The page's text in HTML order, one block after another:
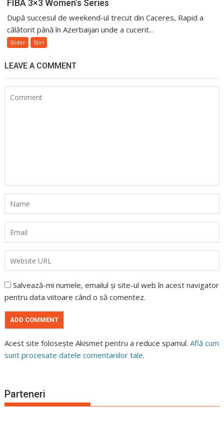
FIBA 3×3 Women’s Series
După succesul de weekend-ul trecut din Caceres, Rapid a
călătorit până în Azerbaijan unde a cucerit...
Slider Stiri
LEAVE A COMMENT
Salvează-mi numele, emailul și site-ul web în acest navigator
pentru data viitoare când o să comentez.
Acest site folosește Akismet pentru a reduce spamul.Află cum
sunt procesate datele comentariilor tale.
Parteneri